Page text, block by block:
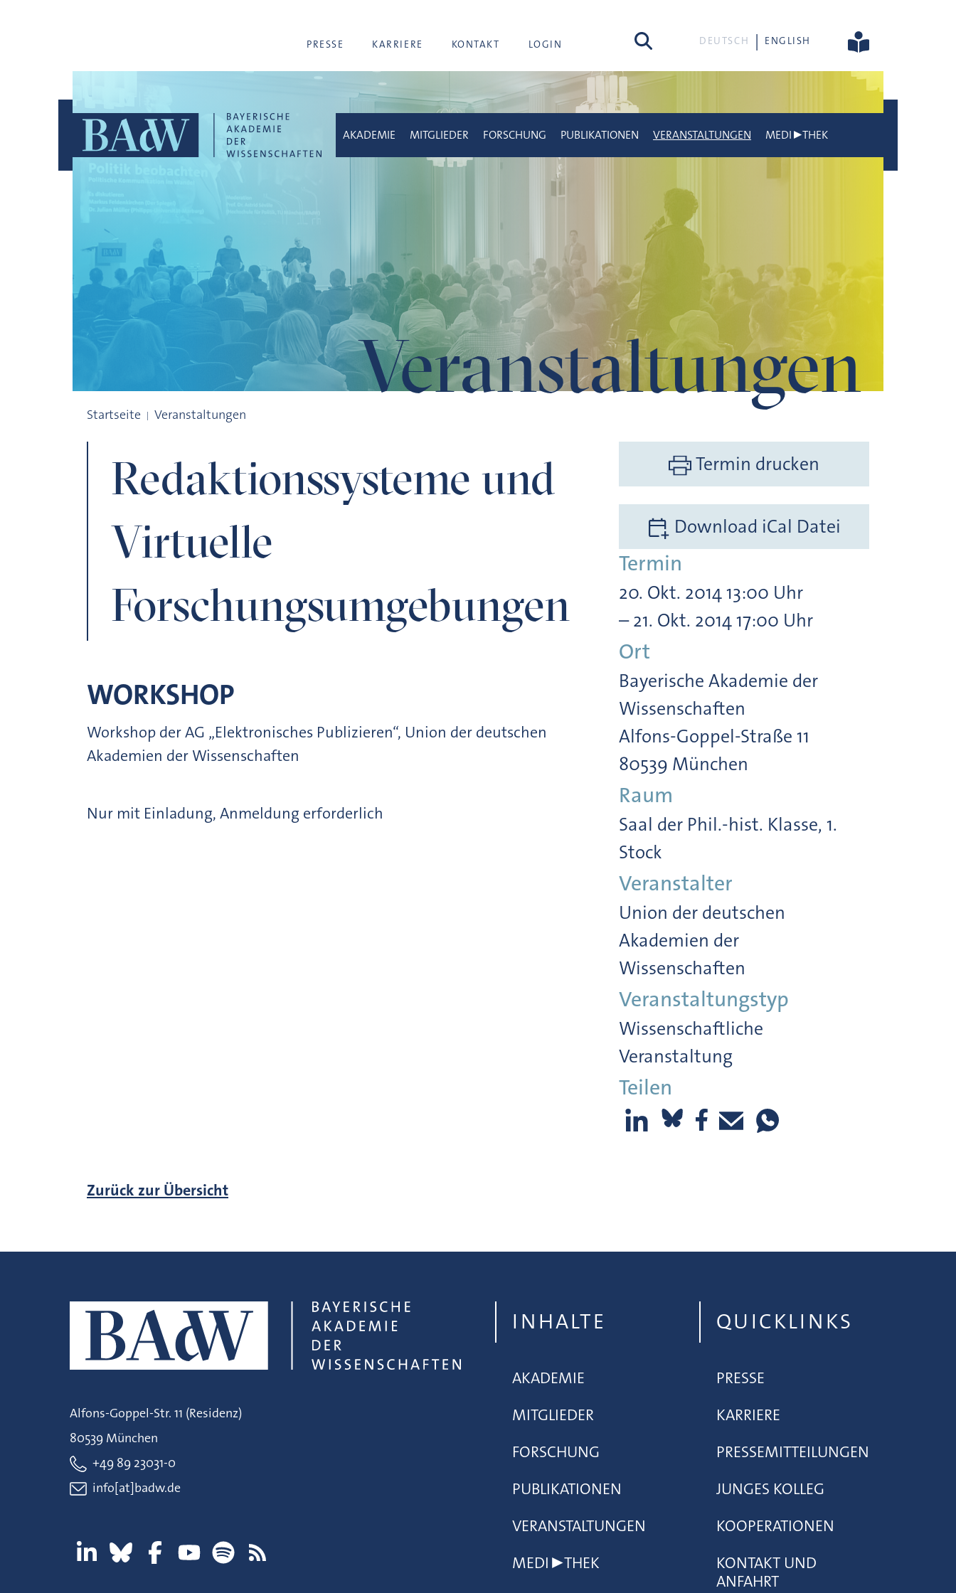
PRESSE KARRIERE KONTAKT LOGIN Suche DEUTSCH ENGLISH
Veranstaltungen
AKADEMIE MITGLIEDER FORSCHUNG PUBLIKATIONEN VERANSTALTUNGEN MEDI▶THEK
Startseite Veranstaltungen
Redaktionssysteme und
Virtuelle
Forschungsumgebungen
WORKSHOP
Workshop der AG „Elektronisches Publizieren“, Union der deutschen
Akademien der Wissenschaften
Nur mit Einladung, Anmeldung erforderlich
Termin drucken
Download iCal Datei
Termin
20. Okt. 2014 13:00 Uhr
– 21. Okt. 2014 17:00 Uhr
Ort
Bayerische Akademie der
Wissenschaften
Alfons-Goppel-Straße 11
80539 München
Raum
Saal der Phil.-hist. Klasse, 1.
Stock
Veranstalter
Union der deutschen
Akademien der
Wissenschaften
Veranstaltungstyp
Wissenschaftliche
Veranstaltung
Teilen
Zurück zur Übersicht
Alfons-Goppel-Str. 11 (Residenz)
80539 München
+49 89 23031-0
info[at]badw.de
INHALTE
AKADEMIE
MITGLIEDER
FORSCHUNG
PUBLIKATIONEN
VERANSTALTUNGEN
MEDI▶THEK
QUICKLINKS
PRESSE
KARRIERE
PRESSEMITTEILUNGEN
JUNGES KOLLEG
KOOPERATIONEN
KONTAKT UND
ANFAHRT